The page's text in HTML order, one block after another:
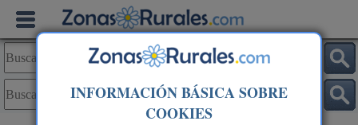
INFORMACIÓN BÁSICA SOBRE
COOKIES